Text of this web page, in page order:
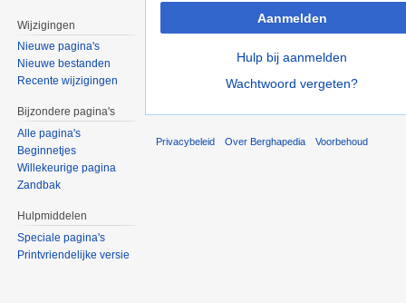
Aanmelden
Hulp bij aanmelden
Wachtwoord vergeten?
Wijzigingen
Nieuwe pagina's
Nieuwe bestanden
Recente wijzigingen
Bijzondere pagina's
Alle pagina's
Beginnetjes
Willekeurige pagina
Zandbak
Hulpmiddelen
Speciale pagina's
Printvriendelijke versie
Privacybeleid Over Berghapedia Voorbehoud